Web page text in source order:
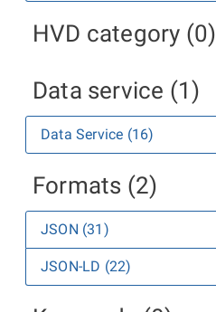
HVD category (0)
Data service (1)
Data Service (16)
Formats (2)
JSON (31)
JSON-LD (22)